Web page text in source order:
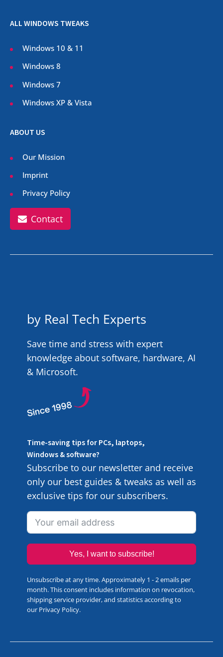
ALL WINDOWS TWEAKS
Windows 10 & 11
Windows 8
Windows 7
Windows XP & Vista
ABOUT US
Our Mission
Imprint
Privacy Policy
Contact
by Real Tech Experts
Save time and stress with expert
knowledge about software, hardware, AI
& Microsoft.
Time-saving tips for PCs, laptops,
Windows & software?
Subscribe to our newsletter and receive
only our best guides & tweaks as well as
exclusive tips for our subscribers.
Yes, I want to subscribe!
Unsubscribe at any time. Approximately 1 - 2 emails per
month. This consent includes information on revocation,
shipping service provider, and statistics according to
our Privacy Policy.